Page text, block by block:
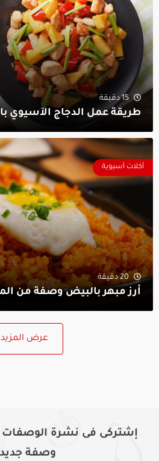
15 دقيقة
طريقة عمل الدجاج الآسيوي
أكلات آسيوية
20 دقيقة
أرز مبهر بالبيض وصفة من
عرض المزيد
إشتركى فى نشرة الوصفات
وصفة